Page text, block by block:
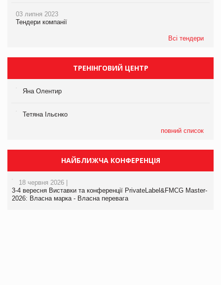
03 липня 2023
Тендери компанії
Всі тендери
ТРЕНІНГОВИЙ ЦЕНТР
Яна Олентир
Тетяна Ільєнко
повний список
НАЙБЛИЖЧА КОНФЕРЕНЦІЯ
18 червня 2026 |
3-4 вересня Виставки та конференції PrivateLabel&FMCG Master-
2026: Власна марка - Власна перевага